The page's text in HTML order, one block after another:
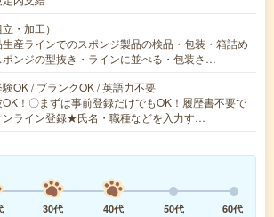
・加工）
産ラインでのスポンジ製品の検品・包装・箱詰め
ポンジの型抜き・ラインに並べる・包装さ…
OK / ブランクOK / 英語力不要
！〇まずは事前登録だけでもOK！履歴書不要で
ンライン登録★氏名・職種などを入力す…
30代 40代 50代 60代